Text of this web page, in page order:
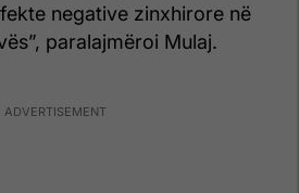
negative zinxhirore në
paralajmëroi Mulaj.